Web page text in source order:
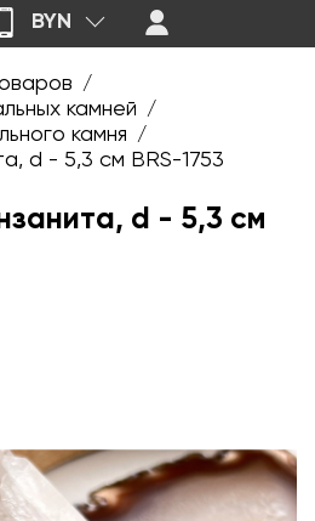
BYN
/
камней /
камня /
d - 5,3 см BRS-1753
d - 5,3 см